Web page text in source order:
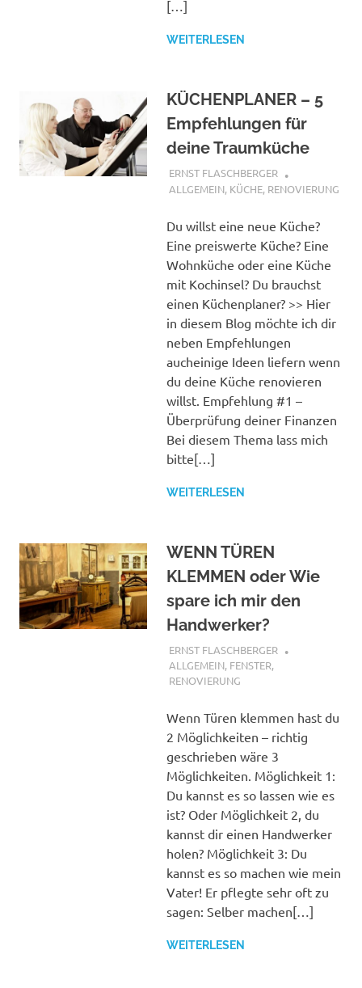
[…]
WEITERLESEN
KÜCHENPLANER – 5
Empfehlungen für
deine Traumküche
19. JUNI 2018
ERNST FLASCHBERGER
ALLGEMEIN, KÜCHE, RENOVIERUNG
Du willst eine neue Küche?
Eine preiswerte Küche? Eine
Wohnküche oder eine Küche
mit Kochinsel? Du brauchst
einen Küchenplaner? >> Hier
in diesem Blog möchte ich dir
neben Empfehlungen
aucheinige Ideen liefern wenn
du deine Küche renovieren
willst. Empfehlung #1 –
Überprüfung deiner Finanzen
Bei diesem Thema lass mich
bitte[…]
WEITERLESEN
WENN TÜREN
KLEMMEN oder Wie
spare ich mir den
Handwerker?
22. JANUAR 2018
ERNST FLASCHBERGER
ALLGEMEIN, FENSTER,
RENOVIERUNG
Wenn Türen klemmen hast du
2 Möglichkeiten – richtig
geschrieben wäre 3
Möglichkeiten. Möglichkeit 1:
Du kannst es so lassen wie es
ist? Oder Möglichkeit 2, du
kannst dir einen Handwerker
holen? Möglichkeit 3: Du
kannst es so machen wie mein
Vater! Er pflegte sehr oft zu
sagen: Selber machen[…]
WEITERLESEN